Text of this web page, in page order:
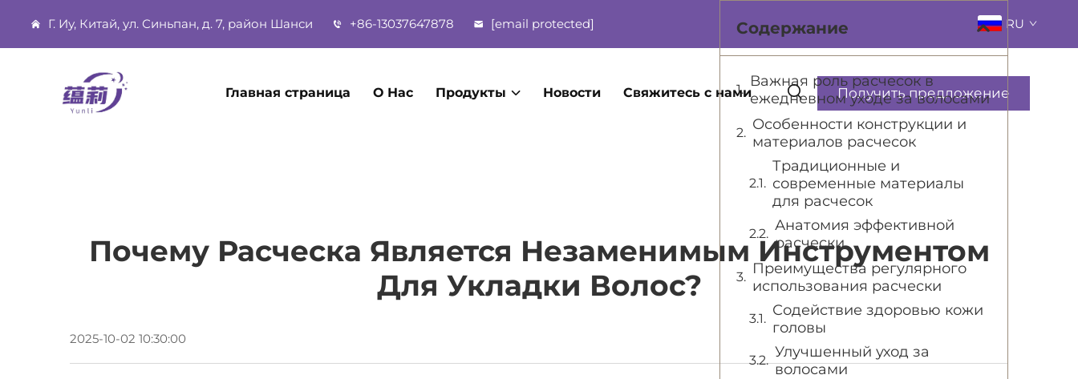
Г. Иу, Китай, ул. Синьпан, д. 7, район Шанси +86-13037647878 [email protected] RU
Главная страница О Нас Продукты Новости Свяжитесь с нами Получить предложение
Почему Расческа Является Незаменимым Инструментом
Для Укладки Волос?
2025-10-02 10:30:00
Содержание
Важная роль расчесок в
ежедневном уходе за волосами
Особенности конструкции и
материалов расчесок
Традиционные и
современные материалы
для расчесок
Анатомия эффективной
расчески
Преимущества регулярного
использования расчески
Содействие здоровью кожи
головы
Улучшенный уход за
волосами